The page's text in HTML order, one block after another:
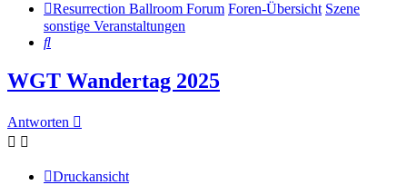
Resurrection Ballroom Forum Foren-Übersicht Szene
sonstige Veranstaltungen
Suche
WGT Wandertag 2025
Antworten
Druckansicht